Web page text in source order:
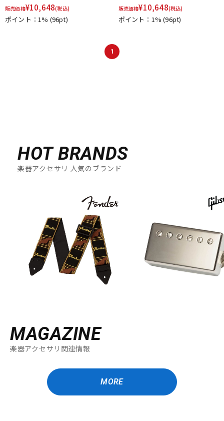
販売価格¥10,648(税込)
ポイント：1% (96pt)
販売価格¥10,648(税込)
ポイント：1%(96pt)
1
HOT BRANDS
楽器アクセサリ 人気のブランド
MAGAZINE
楽器アクセサリ関連情報
MORE